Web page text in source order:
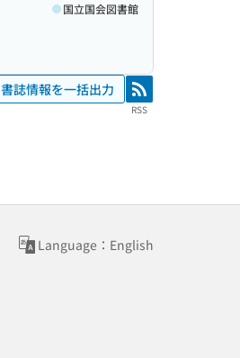
国立国会図書館
書誌情報を一括出力 RSS
RSS
Language：English